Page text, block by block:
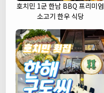
호치민 1군 한남 BBQ 프리미엄
소고기 한우 식당